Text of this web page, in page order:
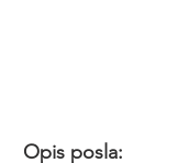
Opis posla: